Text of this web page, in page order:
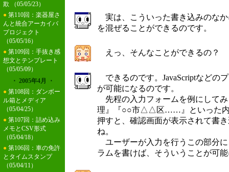
欺
（05/05/23）
● 第110回：楽器屋さ
んと統合アーカイバ
プロジェクト
（05/05/16）
● 第109回：手抜き感
想文とテンプレート
（05/05/09）
・ 2005年4月 ・
● 第108回：ダンボー
ル箱とメディア
（05/04/25）
● 第107回：詰め込み
メモとCSV形式
（05/04/18）
● 第106回：車の免許
とタイムスタンプ
（05/04/11）
実は、こういった書き込みのな
を混ぜることができるのです。
えっ、そんなことができるの？
できるのです。JavaScriptなどの
が可能になるのです。
先程の入力フォームを例にして
理』『○○市△△区……』といった内
押すと、確認画面が表示されて書
ね。
ユーザーが入力を行うこの部分に
ラムを書けば、そういうことが可